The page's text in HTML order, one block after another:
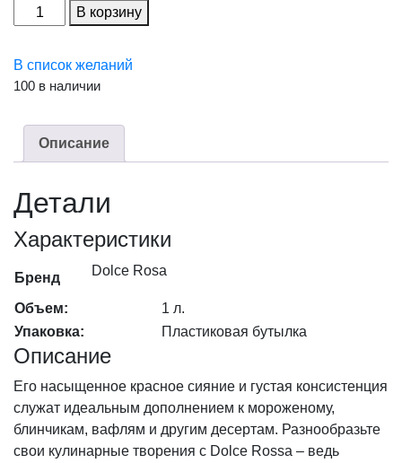
составляла395,00 ₽.
Топпинг
"Клубника",
Spoom
(20%),
количество
В корзину
В список желаний
100 в наличии
Описание
Детали
Характеристики
Бренд Dolce Rosa
Объем:
1 л.
Упаковка:
Пластиковая бутылка
Описание
Его насыщенное красное сияние и густая консистенция
служат идеальным дополнением к мороженому,
блинчикам, вафлям и другим десертам. Разнообразьте
свои кулинарные творения с Dolce Rossa – ведь